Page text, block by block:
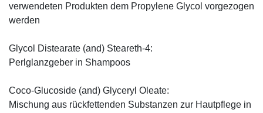
verwendeten Produkten dem Propylene Glycol vorgezogen
werden
Glycol Distearate (and) Steareth-4:
Perlglanzgeber in Shampoos
Coco-Glucoside (and) Glyceryl Oleate:
Mischung aus rückfettenden Substanzen zur Hautpflege in